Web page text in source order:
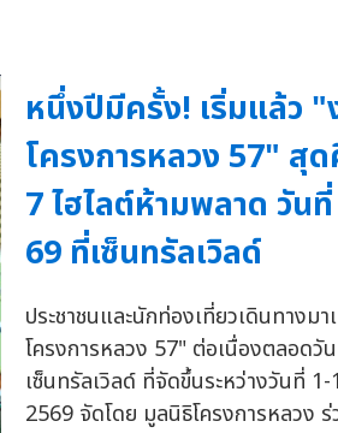
หนึ่งปีมีครั้ง! เริ่มแล้ว "
โครงการหลวง 57" สุ
7 ไฮไลต์ห้ามพลาด วัน
69 ที่เซ็นทรัลเวิลด์
ประชาชนและนักท่องเที่ยวเดินทางม
โครงการหลวง 57" ต่อเนื่องตลอดวั
เซ็นทรัลเวิลด์ ที่จัดขึ้นระหว่างวันที่
2569 จัดโดย มูลนิธิโครงการหลวง